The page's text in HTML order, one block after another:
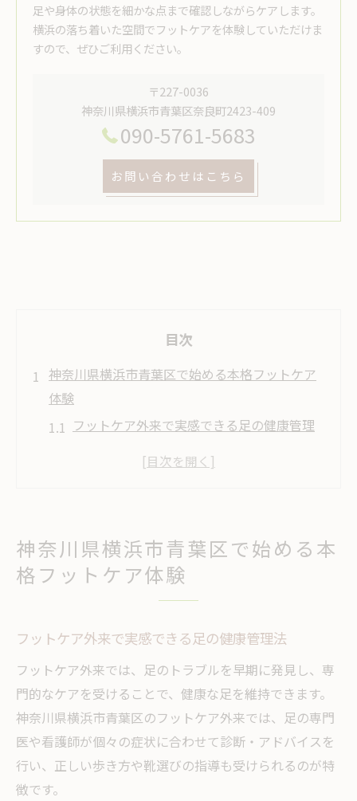
足や身体の状態を細かな点まで確認しながらケアします。
横浜の落ち着いた空間でフットケアを体験していただけま
すので、ぜひご利用ください。
〒227-0036
神奈川県横浜市青葉区奈良町2423-409
090-5761-5683
お問い合わせはこちら
目次
神奈川県横浜市青葉区で始める本格フットケア
体験
フットケア外来で実感できる足の健康管理
足トラブル予防に役立つフットケアのポイ
ント
フットケア外来を利用するメリットに注目
専門スタッフによるフットケアの魅力を知る
足の専門医によるフットケア外来の強み解
説
資格を持つスタッフが行う安心のフットケ
神奈川県横浜市青葉区で始める本
格フットケア体験
フットケア外来で実感できる足の健康管理法
フットケア外来では、足のトラブルを早期に発見し、専
門的なケアを受けることで、健康な足を維持できます。
神奈川県横浜市青葉区のフットケア外来では、足の専門
医や看護師が個々の症状に合わせて診断・アドバイスを
行い、正しい歩き方や靴選びの指導も受けられるのが特
徴です。